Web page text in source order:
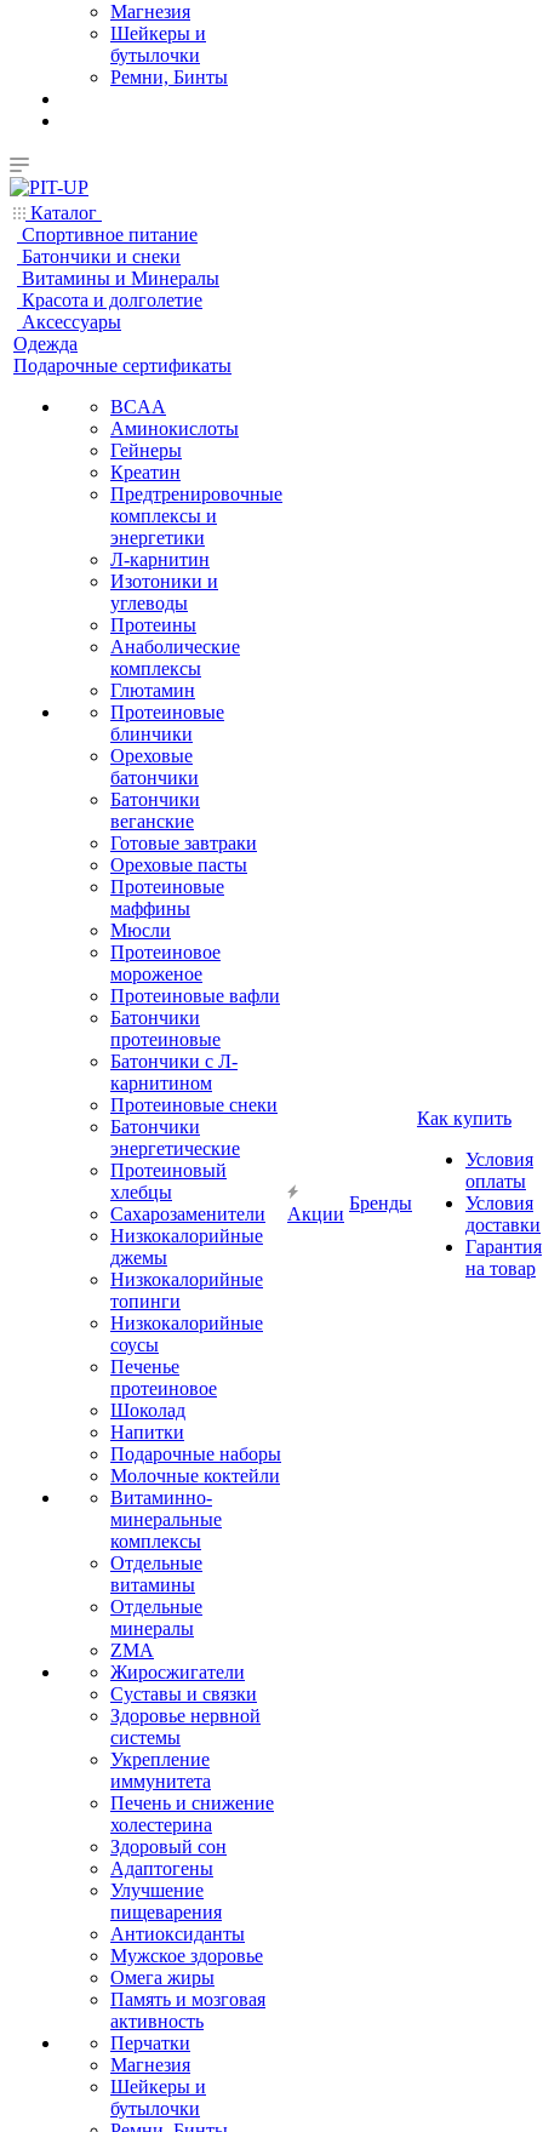
Магнезия
Шейкеры и
бутылочки
Ремни, Бинты
Каталог
Спортивное питание
Батончики и снеки
Витамины и Минералы
Красота и долголетие
Аксессуары
Одежда
Подарочные сертификаты
BCAA
Аминокислоты
Гейнеры
Креатин
Предтренировочные
комплексы и
энергетики
Л-карнитин
Изотоники и
углеводы
Протеины
Анаболические
комплексы
Глютамин
Протеиновые
блинчики
Ореховые
батончики
Батончики
веганские
Готовые завтраки
Ореховые пасты
Протеиновые
маффины
Мюсли
Протеиновое
мороженое
Протеиновые вафли
Батончики
протеиновые
Батончики с Л-
карнитином
Протеиновые снеки
Батончики
энергетические
Протеиновый
хлебцы
Сахарозаменители
Низкокалорийные
джемы
Низкокалорийные
топинги
Низкокалорийные
соусы
Печенье
протеиновое
Шоколад
Напитки
Подарочные наборы
Молочные коктейли
Витаминно-
минеральные
комплексы
Отдельные
витамины
Отдельные
минералы
ZMA
Жиросжигатели
Суставы и связки
Здоровье нервной
системы
Укрепление
иммунитета
Печень и снижение
холестерина
Здоровый сон
Адаптогены
Улучшение
пищеварения
Антиоксиданты
Мужское здоровье
Омега жиры
Память и мозговая
активность
Перчатки
Магнезия
Шейкеры и
бутылочки
Акции
Бренды
Как купить
Условия
оплаты
Условия
доставки
Гарантия
на товар